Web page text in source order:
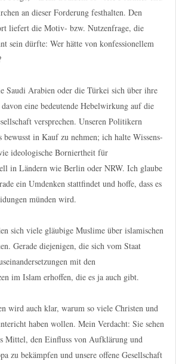
an dieser Forderung festhalten. Den
liefert die Motiv- bzw. Nutzenfrage, die
sein dürfte: Wer hätte von konfessionellem
Saudi Arabien oder die Türkei sich über ihre
eine bedeutende Hebelwirkung auf die
versprechen. Unseren Politikern
in Kauf zu nehmen; ich halte Wissens-
ideologische Borniertheit für
in Ländern wie Berlin oder NRW. Ich glaube
ein Umdenken stattfindet und hoffe, dass es
münden wird.
sich viele gläubige Muslime über islamischen
Gerade diejenigen, die sich vom Staat
mit den
im Islam erhoffen, die es ja auch gibt.
wird auch klar, warum so viele Christen und
haben wollen. Mein Verdacht: Sie sehen
Mittel, den Einfluss von Aufklärung und
zu bekämpfen und unsere offene Gesellschaft